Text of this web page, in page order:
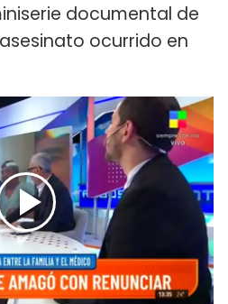
documental de
ocurrido en